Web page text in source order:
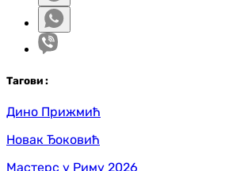
Тагови :
Дино Прижмић
Новак Ђоковић
Мастерс у Риму 2026